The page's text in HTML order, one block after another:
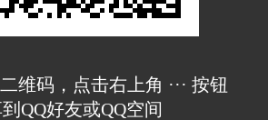
维码，点击右上角 ··· 按钮
QQ好友或QQ空间